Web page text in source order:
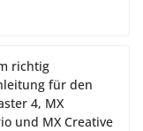
richtig
für den
4, MX
und MX Creative